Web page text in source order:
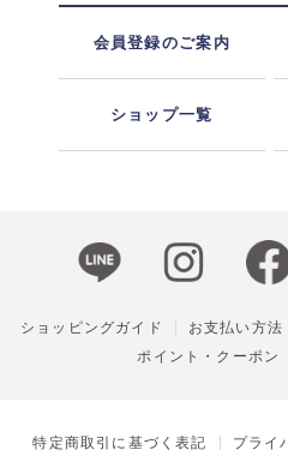
会員登録のご案内
ショップ一覧
ショッピングガイド お支払い方法
ポイント・クーポン
特定商取引に基づく表記 プライ